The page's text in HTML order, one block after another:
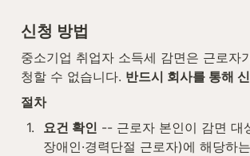
신청 방법
중소기업 취업자 소득세 감면은 근로자
청할 수 없습니다. 반드시 회사를 통해
절차
1. 요건 확인 -- 근로자 본인이 감면 대
장애인·경력단절 근로자)에 해당하